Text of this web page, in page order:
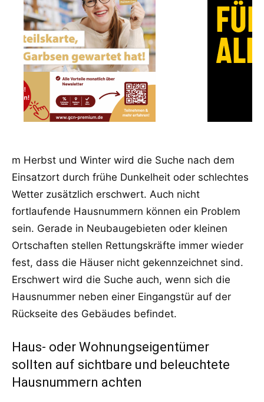
m Herbst und Winter wird die Suche nach dem
Einsatzort durch frühe Dunkelheit oder schlechtes
Wetter zusätzlich erschwert. Auch nicht
fortlaufende Hausnummern können ein Problem
sein. Gerade in Neubaugebieten oder kleinen
Ortschaften stellen Rettungskräfte immer wieder
fest, dass die Häuser nicht gekennzeichnet sind.
Erschwert wird die Suche auch, wenn sich die
Hausnummer neben einer Eingangstür auf der
Rückseite des Gebäudes befindet.
Haus- oder Wohnungseigentümer
sollten auf sichtbare und beleuchtete
Hausnummern achten